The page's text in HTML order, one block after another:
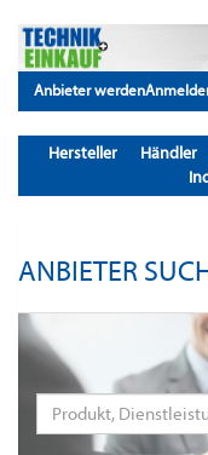
Anbieter werden
Hersteller Händler
ANBIETER